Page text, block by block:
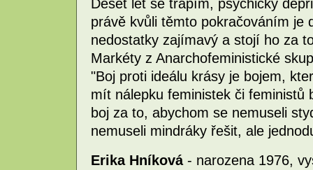
Deset let se trápím, psychicky
právě kvůli těmto pokračováním je
nedostatky zajímavý a stojí ho za
Markéty z Anarchofeministické
"Boj proti ideálu krásy je bojem,
mít nálepku feministek či
boj za to, abychom se nemuseli
nemuseli mindráky řešit, ale
Erika Hníková- narozena 1976,